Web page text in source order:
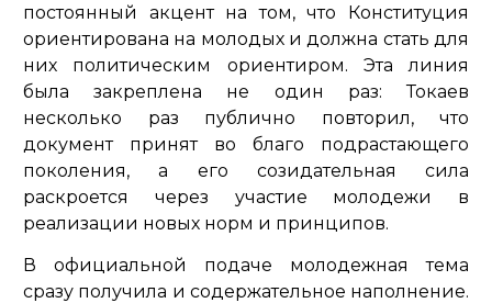
постоянный акцент на том, что Конституция
ориентирована на молодых и должна стать для
них политическим ориентиром. Эта линия
была закреплена не один раз: Токаев
несколько раз публично повторил, что
документ принят во благо подрастающего
поколения, а его созидательная сила
раскроется через участие молодежи в
реализации новых норм и принципов.
В официальной подаче молодежная тема
сразу получила и содержательное наполнение.